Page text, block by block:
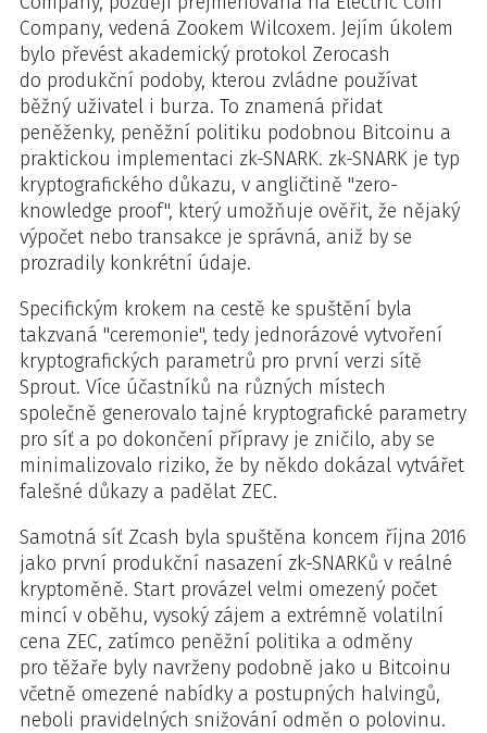
Company, vedená Zookem Wilcoxem. Jejím úkolem
bylo převést akademický protokol Zerocash
do produkční podoby, kterou zvládne používat
běžný uživatel i burza. To znamená přidat
peněženky, peněžní politiku podobnou Bitcoinu a
praktickou implementaci zk-SNARK. zk-SNARK je typ
kryptografického důkazu, v angličtině "zero-
knowledge proof", který umožňuje ověřit, že nějaký
výpočet nebo transakce je správná, aniž by se
prozradily konkrétní údaje.
Specifickým krokem na cestě ke spuštění byla
takzvaná "ceremonie", tedy jednorázové vytvoření
kryptografických parametrů pro první verzi sítě
Sprout. Více účastníků na různých místech
společně generovalo tajné kryptografické parametry
pro síť a po dokončení přípravy je zničilo, aby se
minimalizovalo riziko, že by někdo dokázal vytvářet
falešné důkazy a padělat ZEC.
Samotná síť Zcash byla spuštěna koncem října 2016
jako první produkční nasazení zk-SNARKů v reálné
kryptoměně. Start provázel velmi omezený počet
mincí v oběhu, vysoký zájem a extrémně volatilní
cena ZEC, zatímco peněžní politika a odměny
pro těžaře byly navrženy podobně jako u Bitcoinu
včetně omezené nabídky a postupných halvingů,
neboli pravidelných snižování odměn o polovinu.